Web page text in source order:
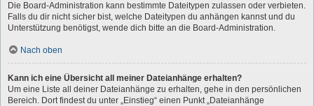
Die Board-Administration kann bestimmte Dateitypen zulassen oder verbieten.
Falls du dir nicht sicher bist, welche Dateitypen du anhängen kannst und du
Unterstützung benötigst, wende dich bitte an die Board-Administration.
Nach oben
Kann ich eine Übersicht all meiner Dateianhänge erhalten?
Um eine Liste all deiner Dateianhänge zu erhalten, gehe in den persönlichen
Bereich. Dort findest du unter „Einstieg“ einen Punkt „Dateianhänge